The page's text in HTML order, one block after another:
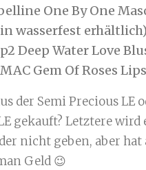
One By One
wasserfest erhältlich)
Deep Water Love
Gem Of Roses
der Semi Precious LE
gekauft? Letztere wird
nicht geben, aber hat
Geld 😉